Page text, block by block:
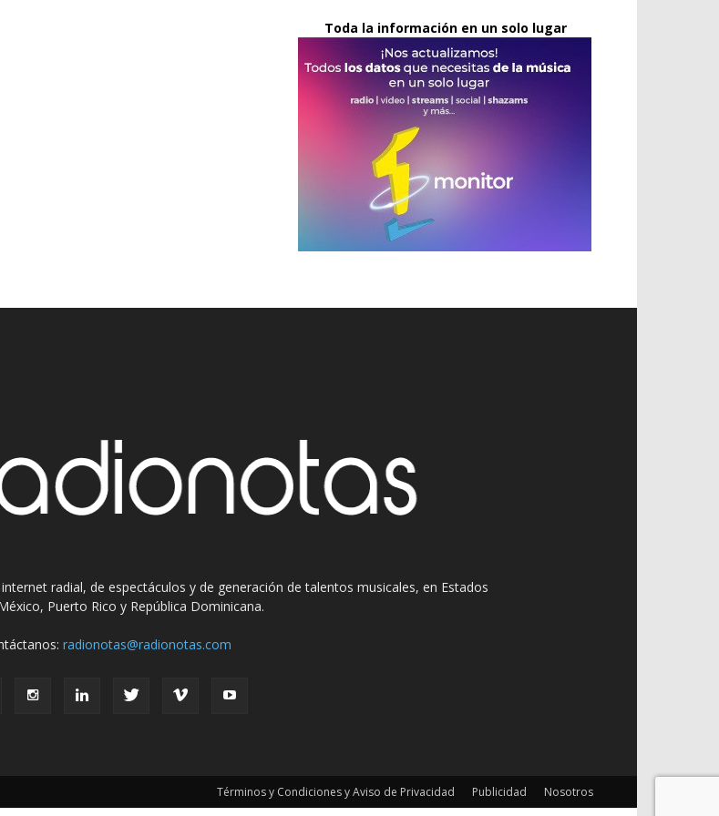
Toda la información en un solo lugar
radial, de espectáculos y de generación de talentos musicales, en Estados
Puerto Rico y República Dominicana.
radionotas@radionotas.com
Términos y Condiciones y Aviso de Privacidad Publicidad Nosotros